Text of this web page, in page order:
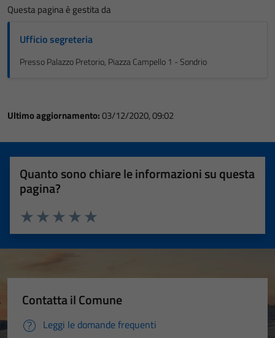
Questa pagina è gestita da
Ufficio segreteria
Presso Palazzo Pretorio, Piazza Campello 1 - Sondrio
Ultimo aggiornamento:03/12/2020, 09:02
Quanto sono chiare le informazioni su questa
pagina?
Valuta 5 stelle su 5
Valuta 4 stelle su 5
Valuta 3 stelle su 5
Valuta 2 stelle su 5
Valuta 1 stelle su 5
Contatta il Comune
Leggi le domande frequenti